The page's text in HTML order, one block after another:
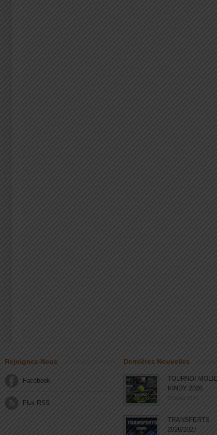
Rejoignez-Nous
Facebook
Flux RSS
Dernières Nouvelles
TOURNOI
KINDY 2026
03 août 2026
TRANSFERTS
2026/2027